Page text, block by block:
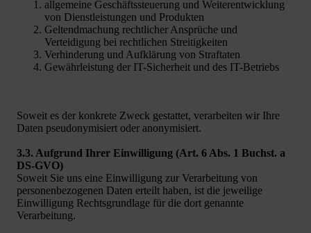
allgemeine Geschäftssteuerung und Weiterentwicklung
von Dienstleistungen und Produkten
Geltendmachung rechtlicher Ansprüche und
Verteidigung bei rechtlichen Streitigkeiten
Verhinderung und Aufklärung von Straftaten
Gewährleistung der IT-Sicherheit und des IT-Betriebs
Soweit es der konkrete Zweck gestattet, verarbeiten wir Ihre
Daten pseudonymisiert oder anonymisiert.
3.3. Aufgrund Ihrer Einwilligung (Art. 6 Abs. 1 Buchst. a
DS-GVO)
Soweit Sie uns eine Einwilligung zur Verarbeitung von
personenbezogenen Daten erteilt haben, ist die jeweilige
Einwilligung Rechtsgrundlage für die dort genannte
Verarbeitung.